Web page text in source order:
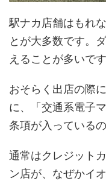
駅ナカ店舗はもれ
とが大多数です。
えることが多いです
おそらく出店の際
に、「交通系電子
条項が入っている
通常はクレジット
ン店が、なぜかイ